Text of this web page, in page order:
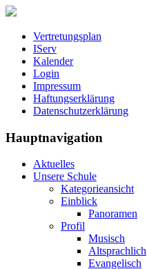
Vertretungsplan
IServ
Kalender
Login
Impressum
Haftungserklärung
Datenschutzerklärung
Hauptnavigation
Aktuelles
Unsere Schule
Kategorieansicht
Einblick
Panoramen
Profil
Musisch
Altsprachlich
Evangelisch